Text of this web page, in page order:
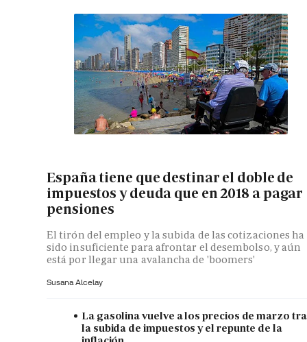
España tiene que destinar el doble de
impuestos y deuda que en 2018 a pagar
pensiones
El tirón del empleo y la subida de las cotizaciones ha
sido insuficiente para afrontar el desembolso, y aún
está por llegar una avalancha de 'boomers'
Susana Alcelay
La gasolina vuelve a los precios de marzo
la subida de impuestos y el repunte de la